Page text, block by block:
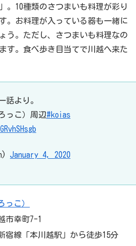
。10種類のさつまいも料理が彩り
。お料理が入っている器も一緒に
う。ただし、さつまいも料理なの
す。食べ歩き目当てで川越へ来た
より。
っこ）周辺#koias
January 4, 2020
っこ）
市幸町7-1
宿線「本川越駅」から徒歩15分